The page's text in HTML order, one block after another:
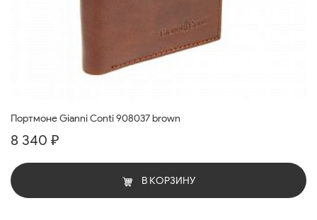
Портмоне Gianni Conti 908037 brown
8 340 ₽
В КОРЗИНУ